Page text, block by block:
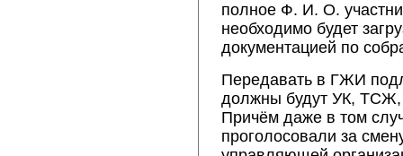
полное Ф. И. О.
необходимо будет
документацией по
Передавать в ГЖИ
должны будут УК,
Причём даже в том
проголосовали за